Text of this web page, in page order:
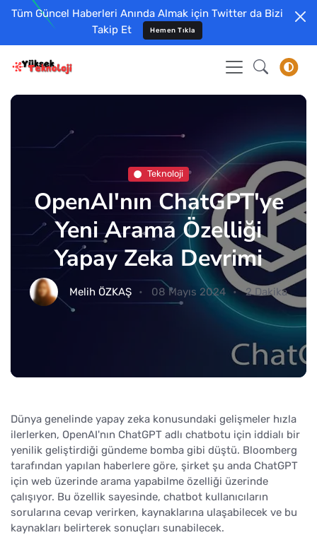
Tüm Güncel Haberleri Anında Almak için Twitter da Bizi
Takip Et
Hemen Tıkla
Teknoloji
OpenAI'nın ChatGPT'ye
Yeni Arama Özelliği
Yapay Zeka Devrimi
Melih ÖZKAŞ 08 Mayıs 2024 2 Dakika
Dünya genelinde yapay zeka konusundaki gelişmeler hızla
ilerlerken, OpenAI'nın ChatGPT adlı chatbotu için iddialı bir
yenilik geliştirdiği gündeme bomba gibi düştü. Bloomberg
tarafından yapılan haberlere göre, şirket şu anda ChatGPT
için web üzerinde arama yapabilme özelliği üzerinde
çalışıyor. Bu özellik sayesinde, chatbot kullanıcıların
sorularına cevap verirken, kaynaklarına ulaşabilecek ve bu
kaynakları belirterek sonuçları sunabilecek.